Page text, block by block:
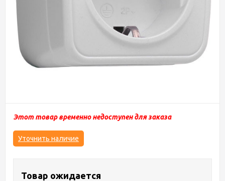
Этот товар временно недоступен для заказа
Уточнить наличие
Товар ожидается